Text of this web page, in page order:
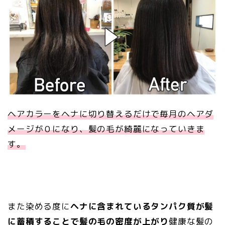
ヘアカラーをヘナに切り替えるだけで毎月のヘアダ
メージが０になり、髪の毛が綺麗になっていきま
す。
また染める度にヘナに含まれているタンパク質が髪
に蓄積することで髪の毛の密度が上がり健康な髪の